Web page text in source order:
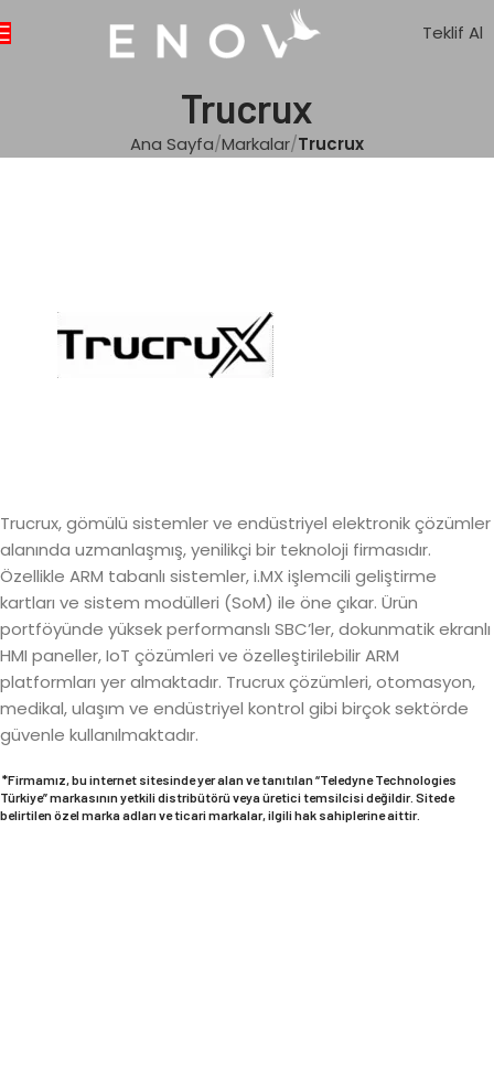
Teklif Al
Trucrux
Ana Sayfa Markalar Trucrux
Trucrux, gömülü sistemler ve endüstriyel elektronik çözümler
alanında uzmanlaşmış, yenilikçi bir teknoloji firmasıdır.
Özellikle ARM tabanlı sistemler, i.MX işlemcili geliştirme
kartları ve sistem modülleri (SoM) ile öne çıkar. Ürün
portföyünde yüksek performanslı SBC’ler, dokunmatik ekranlı
HMI paneller, IoT çözümleri ve özelleştirilebilir ARM
platformları yer almaktadır. Trucrux çözümleri, otomasyon,
medikal, ulaşım ve endüstriyel kontrol gibi birçok sektörde
güvenle kullanılmaktadır.
*Firmamız, bu internet sitesinde yer alan ve tanıtılan “Teledyne Technologies
Türkiye” markasının yetkili distribütörü veya üretici temsilcisi değildir. Sitede
belirtilen özel marka adları ve ticari markalar, ilgili hak sahiplerine aittir.